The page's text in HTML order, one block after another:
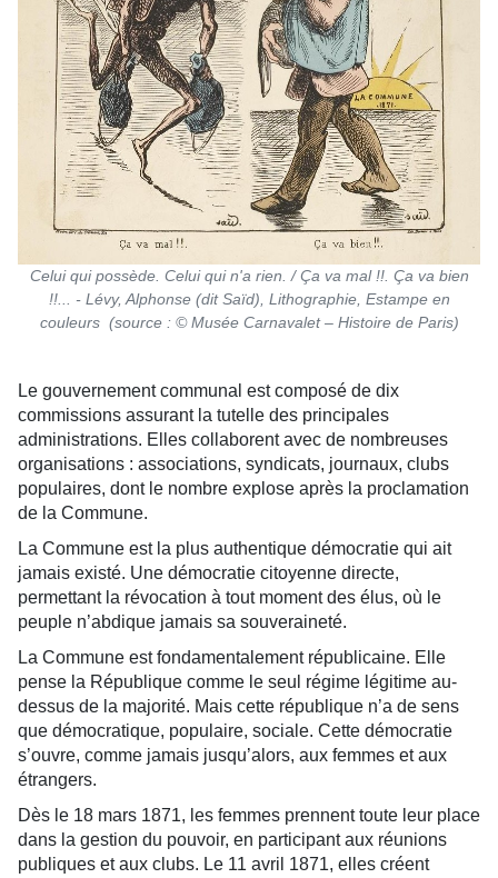
Celui qui possède. Celui qui n'a rien. / Ça va mal !!. Ça va bien
!!... - Lévy, Alphonse (dit Saïd), Lithographie, Estampe en
couleurs (source : © Musée Carnavalet – Histoire de Paris)
Le gouvernement communal est composé de dix
commissions assurant la tutelle des principales
administrations. Elles collaborent avec de nombreuses
organisations : associations, syndicats, journaux, clubs
populaires, dont le nombre explose après la proclamation
de la Commune.
La Commune est la plus authentique démocratie qui ait
jamais existé. Une démocratie citoyenne directe,
permettant la révocation à tout moment des élus, où le
peuple n’abdique jamais sa souveraineté.
La Commune est fondamentalement républicaine. Elle
pense la République comme le seul régime légitime au-
dessus de la majorité. Mais cette république n’a de sens
que démocratique, populaire, sociale. Cette démocratie
s’ouvre, comme jamais jusqu’alors, aux femmes et aux
étrangers.
Dès le 18 mars 1871, les femmes prennent toute leur place
dans la gestion du pouvoir, en participant aux réunions
publiques et aux clubs. Le 11 avril 1871, elles créent